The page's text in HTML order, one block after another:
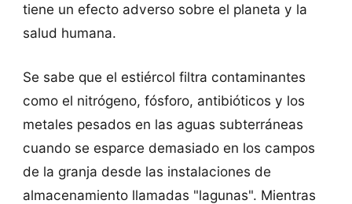
tiene un efecto adverso sobre el planeta y la
salud humana.
Se sabe que el estiércol filtra contaminantes
como el nitrógeno, fósforo, antibióticos y los
metales pesados ​​en las aguas subterráneas
cuando se esparce demasiado en los campos
de la granja desde las instalaciones de
almacenamiento llamadas "lagunas". Mientras